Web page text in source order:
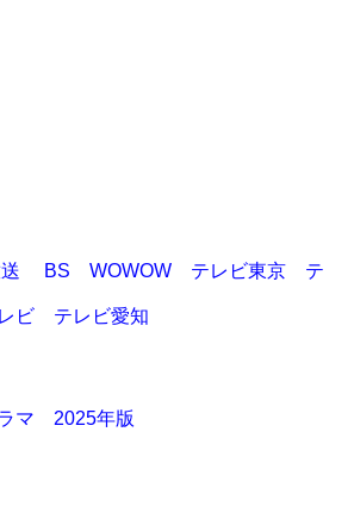
送 BS WOWOW テレビ東京 テ
ビ テレビ愛知
マ 2025年版